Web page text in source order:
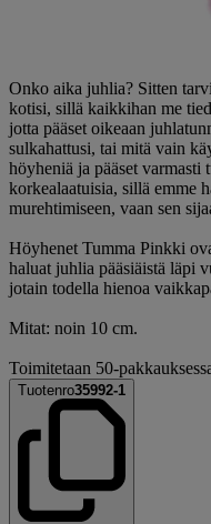
Onko aika juhlia? Sitten
kotisi, sillä kaikkihan me
jotta pääset oikeaan
sulkahattusi, tai mitä vain
höyheniä ja pääset
korkealaatuisia, sillä emme
murehtimiseen, vaan sen
Höyhenet Tumma Pinkki
haluat juhlia pääsiäistä läpi
jotain todella hienoa
Mitat: noin 10 cm.
Toimitetaan 50-
Tuotenro35992-1